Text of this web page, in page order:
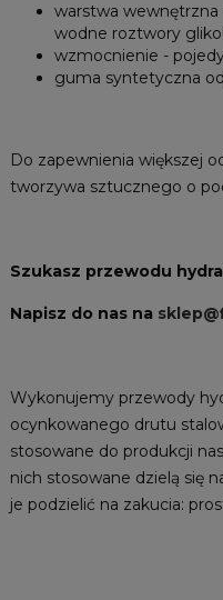
warstwa wewnętrzna
wodne roztwory
wzmocnienie -
guma syntetyczna
Do zapewnienia większej
tworzywa sztucznego o
Szukasz przewodu
Napisz do nas na
Wykonujemy przewody
ocynkowanego drutu
stosowane do produkcji
nich stosowane dzielą się
je podzielić na zakucia: